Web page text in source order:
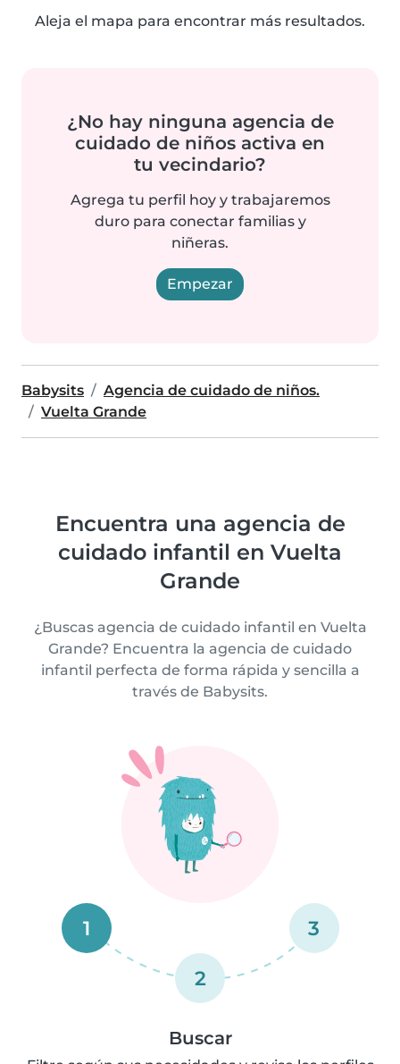
Aleja el mapa para encontrar más resultados.
¿No hay ninguna agencia de
cuidado de niños activa en
tu vecindario?
Agrega tu perfil hoy y trabajaremos
duro para conectar familias y
niñeras.
Empezar
Babysits
Agencia de cuidado de niños.
Vuelta Grande
Encuentra una agencia de
cuidado infantil en Vuelta
Grande
¿Buscas agencia de cuidado infantil en Vuelta
Grande? Encuentra la agencia de cuidado
infantil perfecta de forma rápida y sencilla a
través de Babysits.
1
2
3
Buscar